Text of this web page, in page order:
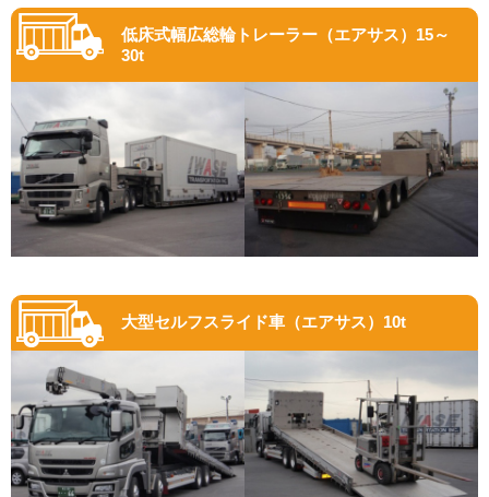
低床式幅広総輪トレーラー（エアサス）15～
30t
大型セルフスライド車（エアサス）10t